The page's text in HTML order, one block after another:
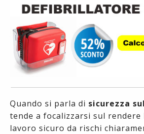
Quando si parla di sicurezza
tende a focalizzarsi sul rendere
lavoro sicuro da rischi